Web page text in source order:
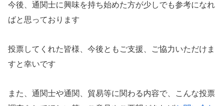
今後、通関士に興味を持ち始めた方が少しでも参考になれ
ばと思っております
投票してくれた皆様、今後ともご支援、ご協力いただけま
すと幸いです
また、通関士や通関、貿易等に関わる内容で、こんな投票